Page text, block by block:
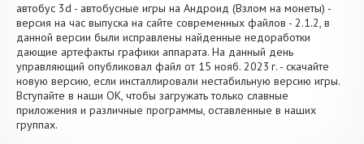
автобус 3d - автобусные игры на Андроид (Взлом на монеты) -
версия на час выпуска на сайте современных файлов - 2.1.2, в
данной версии были исправлены найденные недоработки
дающие артефакты графики аппарата. На данный день
управляющий опубликовал файл от 15 нояб. 2023 г. - скачайте
новую версию, если инсталлировали нестабильную версию игры.
Вступайте в наши OK, чтобы загружать только славные
приложения и различные программы, оставленные в наших
группах.